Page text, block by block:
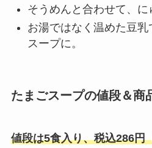
そうめんと合わせて、に
お湯ではなく温めた豆
スープに。
たまごスープの値段＆商
値段は5食入り、税込286円